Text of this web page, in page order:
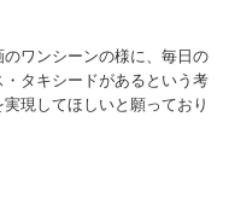
ワンシーンの様に、毎日の
タキシードがあるという考
現してほしいと願っており